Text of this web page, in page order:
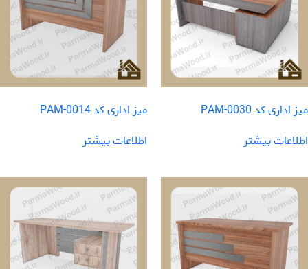
میز اداری کد PAM-0030
اطلاعات بیشتر
میز اداری کد PAM-0014
اطلاعات بیشتر